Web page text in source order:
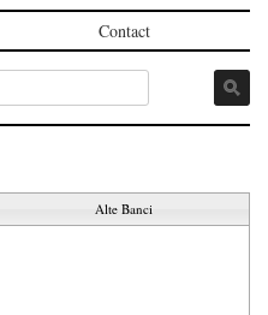
Contact
Alte Banci